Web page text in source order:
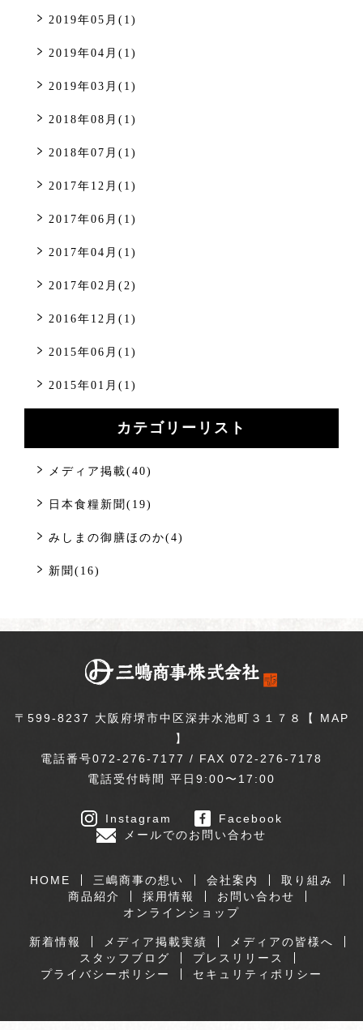
2019年05月(1)
2019年04月(1)
2019年03月(1)
2018年08月(1)
2018年07月(1)
2017年12月(1)
2017年06月(1)
2017年04月(1)
2017年02月(2)
2016年12月(1)
2015年06月(1)
2015年01月(1)
カテゴリーリスト
メディア掲載(40)
日本食糧新聞(19)
みしまの御膳ほのか(4)
新聞(16)
〒599-8237 大阪府堺市中区深井水池町３１７８【 MAP
】
電話番号072-276-7177 / FAX 072-276-7178
電話受付時間 平日9:00〜17:00
Instagram
Facebook
メールでのお問い合わせ
HOME 三嶋商事の想い 会社案内
取り組み
商品紹介
採用情報
お問い合わせ
オンラインショップ
新着情報 メディア掲載実績
メディアの皆様へ
スタッフブログ
プレスリリース
プライバシーポリシー
セキュリティポリシー